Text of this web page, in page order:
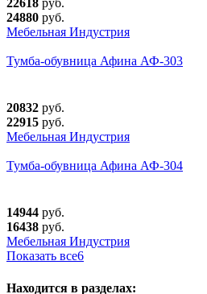
22618 руб.
24880 руб.
Мебельная Индустрия
Тумба-обувница Афина АФ-303
20832 руб.
22915 руб.
Мебельная Индустрия
Тумба-обувница Афина АФ-304
14944 руб.
16438 руб.
Мебельная Индустрия
Показать все6
Находится в разделах: